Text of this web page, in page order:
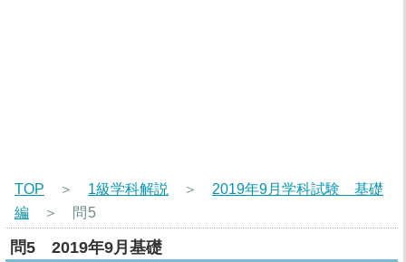
TOP ＞ 1級学科解説 ＞ 2019年9月学科試験 基礎
編 ＞ 問5
問5 2019年9月基礎